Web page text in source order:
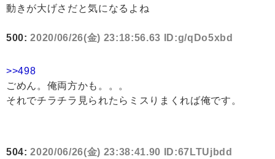
動きが大げさだと気になるよね
500:2020/06/26(金) 23:18:56.63 ID:g/qDo5xbd
>>498
ごめん。俺両方かも。。。
それでチラチラ見られたらミスりまくれば俺です。
504:2020/06/26(金) 23:38:41.90 ID:67LTUjbdd